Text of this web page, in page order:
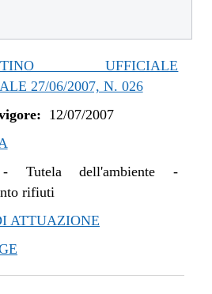
UFFICIALE
27/06/2007, N. 026
12/07/2007
Tutela dell'ambiente -
rifiuti
ATTUAZIONE